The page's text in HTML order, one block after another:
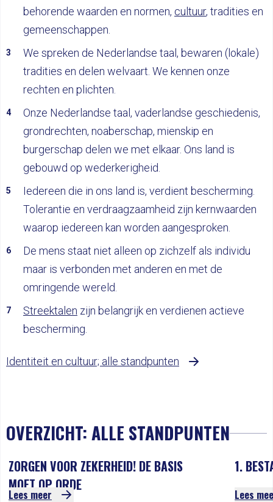
behorende waarden en normen, cultuur, tradities en
gemeenschappen.
We spreken de Nederlandse taal, bewaren (lokale)
tradities en delen welvaart. We kennen onze
rechten en plichten.
Onze Nederlandse taal, vaderlandse geschiedenis,
grondrechten, noaberschap, mienskip en
burgerschap delen we met elkaar. Ons land is
gebouwd op wederkerigheid.
Iedereen die in ons land is, verdient bescherming.
Tolerantie en verdraagzaamheid zijn kernwaarden
waarop iedereen kan worden aangesproken.
De mens staat niet alleen op zichzelf als individu
maar is verbonden met anderen en met de
omringende wereld.
Streektalen zijn belangrijk en verdienen actieve
bescherming.
Identiteit en cultuur; alle standpunten
OVERZICHT: ALLE STANDPUNTEN
ZORGEN VOOR ZEKERHEID! DE BASIS
MOET OP ORDE
Lees meer
1.
Lees